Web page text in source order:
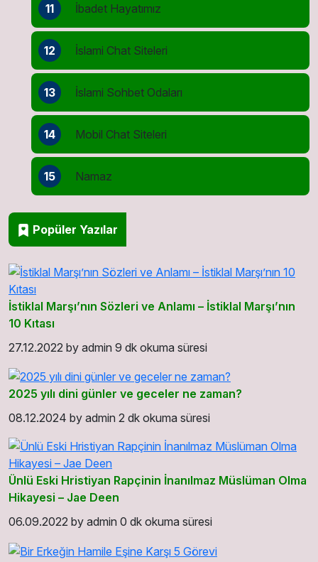
11 İbadet Hayatımız
12 İslami Chat Siteleri
13 İslami Sohbet Odaları
14 Mobil Chat Siteleri
15 Namaz
Popüler Yazılar
İstiklal Marşı’nın Sözleri ve Anlamı – İstiklal Marşı’nın
10 Kıtası
27.12.2022 by admin 9 dk okuma süresi
2025 yılı dini günler ve geceler ne zaman?
08.12.2024 by admin 2 dk okuma süresi
Ünlü Eski Hristiyan Rapçinin İnanılmaz Müslüman Olma
Hikayesi – Jae Deen
06.09.2022 by admin 0 dk okuma süresi